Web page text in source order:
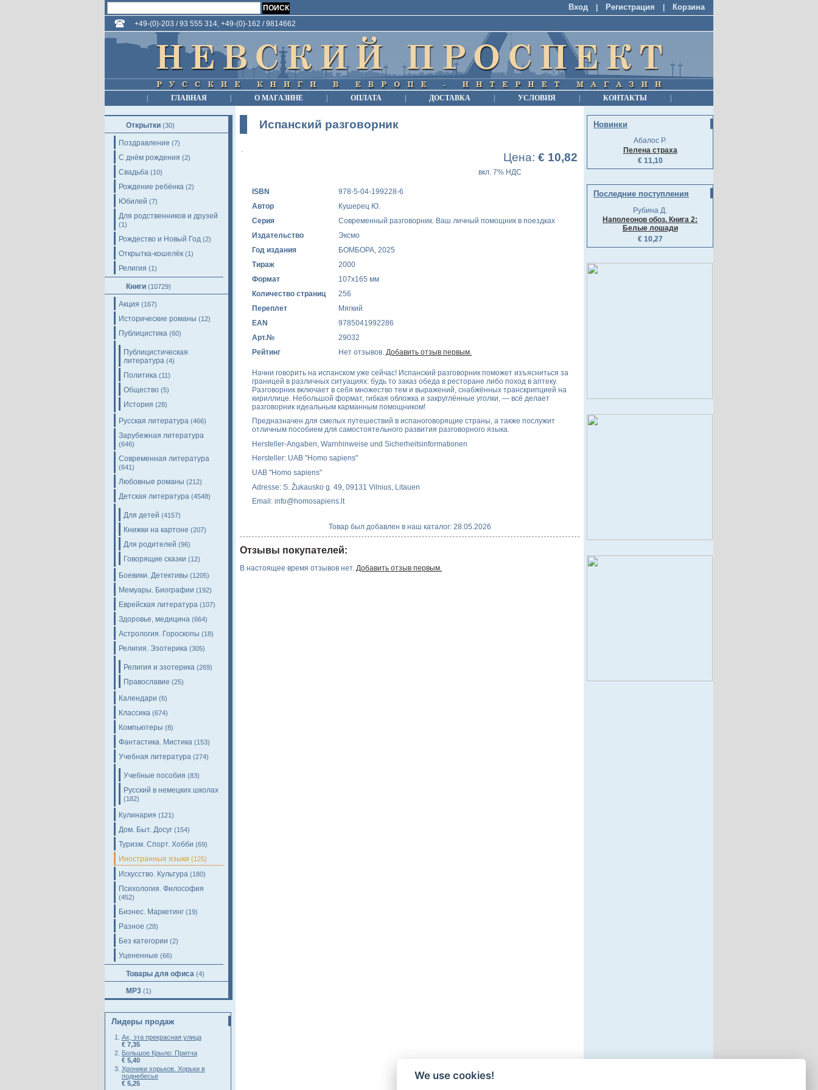
Вход Регистрация Корзина
+49-(0)-203 / 93 555 314, +49-(0)-162 / 9814662
ГЛАВНАЯ О МАГАЗИНЕ ОПЛАТА ДОСТАВКА УСЛОВИЯ КОНТАКТЫ
Открытки (30)
Поздравление (7)
С днём рождения (2)
Свадьба (10)
Рождение ребёнка (2)
Юбилей (7)
Для родственников и друзей
(1)
Рождество и Новый Год (2)
Открытка-кошелёк (1)
Религия (1)
Книги (10729)
Акция (167)
Исторические романы (12)
Публицистика (60)
Публицистическая
литература (4)
Политика (11)
Общество (5)
История (28)
Русская литература (466)
Зарубежная литература
(646)
Современная литература
(641)
Любовные романы (212)
Детская литература (4548)
Для детей (4157)
Книжки на картоне (207)
Для родителей (96)
Говорящие сказки (12)
Боевики. Детективы (1205)
Мемуары. Биографии (192)
Еврейская литература (107)
Здоровье, медицина (664)
Астрология. Гороскопы (18)
Религия. Эзотерика (305)
Религия и эзотерика (269)
Православие (25)
Календари (6)
Классика (674)
Компьютеры (8)
Фантастика. Мистика (153)
Учебная литература (274)
Учебные пособия (83)
Русский в немецких школах
(182)
Кулинария (121)
Дом. Быт. Досуг (154)
Туризм. Спорт. Хобби (69)
Иностранные языки (125)
Искусство. Культура (180)
Психология. Философия
(452)
Бизнес. Маркетинг (19)
Разное (28)
Без категории (2)
Уцененные (66)
Товары для офиса (4)
MP3 (1)
Лидеры продаж
Ах, эта прекрасная улица
€ 7,35
Большое Крыло: Притча
€ 5,40
Хроники хорьков. Хорьки в
поднебесье
€ 5,25
Испанский разговорник
Цена: € 10,82
вкл. 7% НДС
ISBN
978-5-04-199228-6
Автор
Кушерец Ю.
Серия
Современный разговорник. Ваш личный помощник в поездках
Издательство
Эксмо
Год издания
БОМБОРА, 2025
Тираж
2000
Формат
107x165 мм
Количество страниц
256
Переплет
Мягкий
EAN
9785041992286
Арт.№
29032
Рейтинг
Нет отзывов. Добавить отзыв первым.
Начни говорить на испанском уже сейчас! Испанский разговорник поможет изъясниться за
границей в различных ситуациях: будь то заказ обеда в ресторане либо поход в аптеку.
Разговорник включает в себя множество тем и выражений, снабжённых транскрипцией на
кириллице. Небольшой формат, гибкая обложка и закруглённые уголки, — всё делает
разговорник идеальным карманным помощником!
Предназначен для смелых путешествий в испаноговорящие страны, а также послужит
отличным пособием для самостоятельного развития разговорного языка.
Hersteller-Angaben, Warnhinweise und Sicherheitsinformationen
Hersteller: UAB "Homo sapiens"
UAB "Homo sapiens"
Adresse: S. Žukausko g. 49, 09131 Vilnius, Litauen
Email: info@homosapiens.lt
Товар был добавлен в наш каталог: 28.05.2026
Отзывы покупателей:
В настоящее время отзывов нет. Добавить отзыв первым.
Новинки
Абалос Р.
Пелена страха
€ 11,10
Последние поступления
Рубина Д.
Наполеонов обоз. Книга 2:
Белые лошади
€ 10,27
We use cookies!